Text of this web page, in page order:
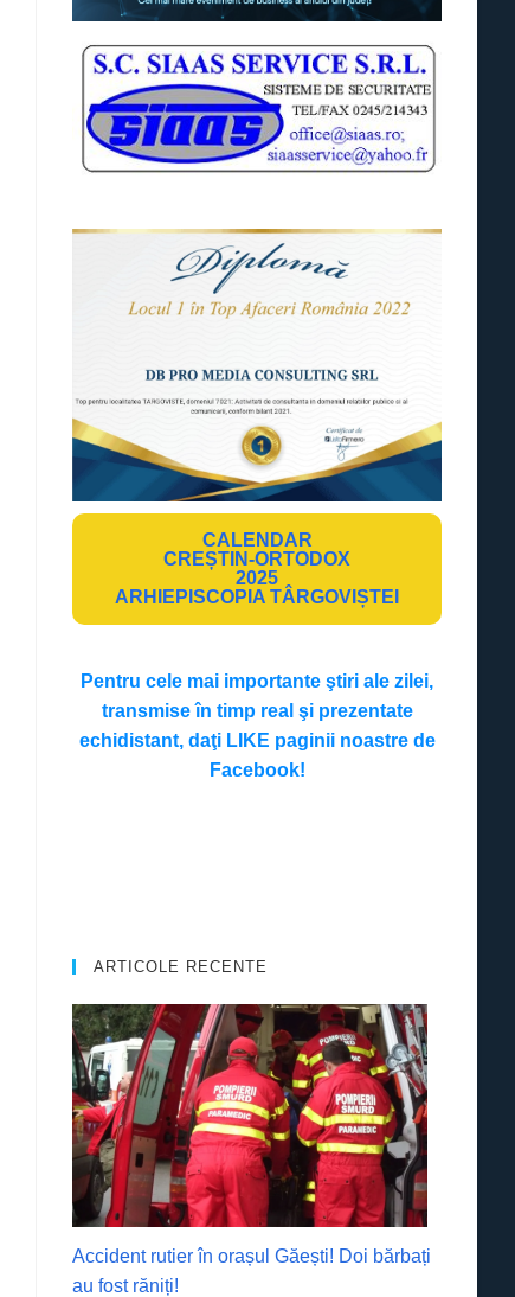
CALENDAR
CREȘTIN-ORTODOX
2025
ARHIEPISCOPIA TÂRGOVIȘTEI
Pentru cele mai importante ştiri ale zilei,
transmise în timp real şi prezentate
echidistant, daţi LIKE paginii noastre de
Facebook!
ARTICOLE RECENTE
Accident rutier în orașul Găești! Doi bărbați
au fost răniți!